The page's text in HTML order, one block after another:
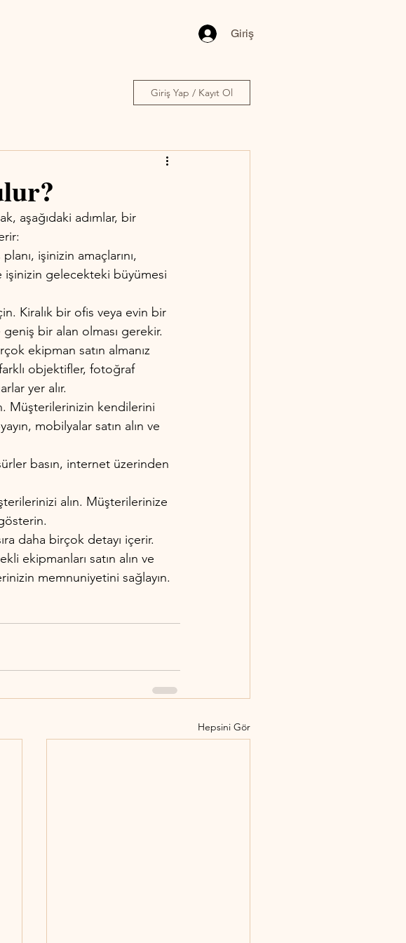
Giriş
Giriş Yap / Kayıt Ol
aşağıdaki adımlar, bir
işinizin amaçlarını,
işinizin gelecekteki büyümesi
Kiralık bir ofis veya evin bir
bir alan olması gerekir.
ekipman satın almanız
objektifler, fotoğraf
yer alır.
Müşterilerinizin kendilerini
mobilyalar satın alın ve
basın, internet üzerinden
alın. Müşterilerinize
daha birçok detayı içerir.
ekipmanları satın alın ve
memnuniyetini sağlayın.
Hepsini Gör